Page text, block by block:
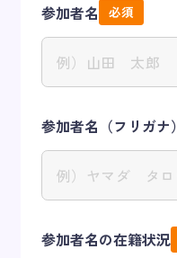
参加者名
参加者名（フリガナ）
参加者名の在籍状況